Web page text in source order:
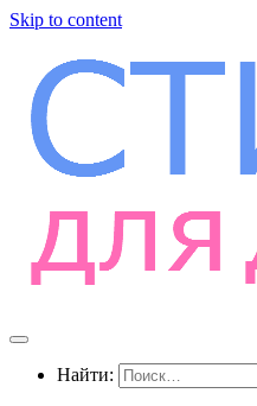
Skip to content
Найти: